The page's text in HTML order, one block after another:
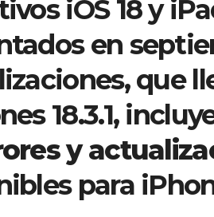
iOS 18 y
en
que
18.3.1,
y
para